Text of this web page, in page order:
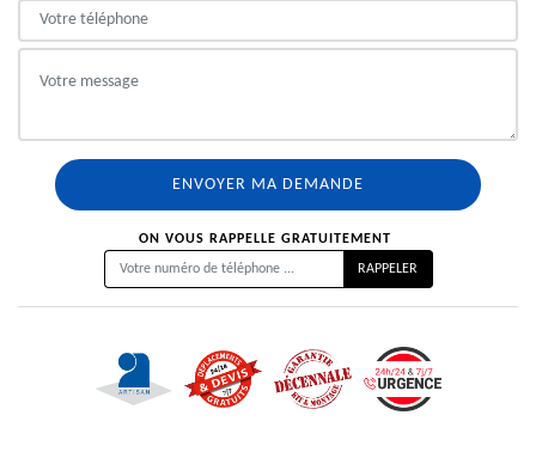
ON VOUS RAPPELLE GRATUITEMENT